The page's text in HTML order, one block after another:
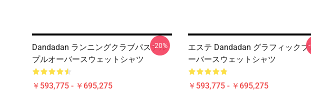
Dandadan ランニングクラブパステル
プルオーバースウェットシャツ
￥593,775 - ￥695,275
-20%
エステ Dandadan グラフィックプ
ーバースウェットシャツ
￥593,775 - ￥695,275